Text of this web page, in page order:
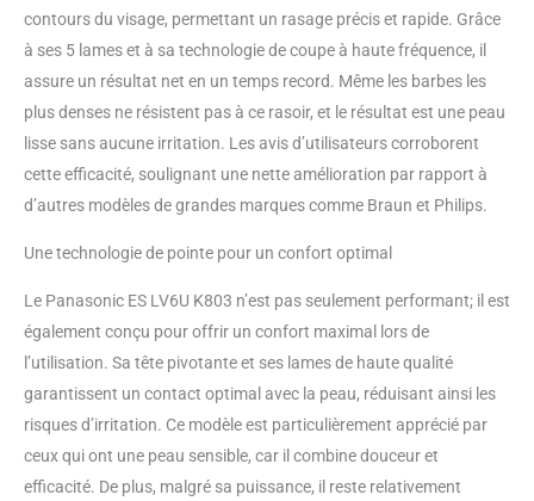
passage (Test de laboratoire
Panasonic, ES-LV96) MOTEUR
LINÉAIRE ULTRA-RAPIDE
technologie magnétique assure
70 000 coupes transversales par
minute pour un rasage rapide,
doux et propre TECHNOLOGIE
CAPTEUR BARBE RÉACTIF L'ES-
détecteur de barbe réactive pour
visage, à l'épaisseur et à la
densité de votre barbe,
minimisant ainsi l'irritation de la
peau UNIQUE TÊTE DE RASOIR
20D FLEXIBLE La tête de rasoir
flexible unique se déplace dans
22 directions indépendantes,
suivant les contours du visage
contours du visage, permettant un rasage précis et rapide. Grâce
à ses 5 lames et à sa technologie de coupe à haute fréquence, il
assure un résultat net en un temps record. Même les barbes les
plus denses ne résistent pas à ce rasoir, et le résultat est une peau
lisse sans aucune irritation. Les avis d’utilisateurs corroborent
cette efficacité, soulignant une nette amélioration par rapport à
d’autres modèles de grandes marques comme Braun et Philips.
Une technologie de pointe pour un confort optimal
Le Panasonic ES LV6U K803 n’est pas seulement performant; il est
également conçu pour offrir un confort maximal lors de
l’utilisation. Sa tête pivotante et ses lames de haute qualité
garantissent un contact optimal avec la peau, réduisant ainsi les
risques d’irritation. Ce modèle est particulièrement apprécié par
ceux qui ont une peau sensible, car il combine douceur et
efficacité. De plus, malgré sa puissance, il reste relativement